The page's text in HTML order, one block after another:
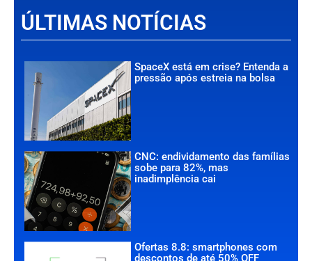
ÚLTIMAS NOTÍCIAS
SpaceX está em crise? Entenda a
pressão após estreia na bolsa
CNC: endividamento das famílias
sobe para 82%, mas
inadimplência cai
Ofertas 8.8: smartphones com
descontos de até 50% OFF